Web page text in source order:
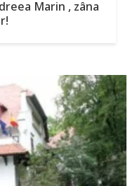
Marin , zâna